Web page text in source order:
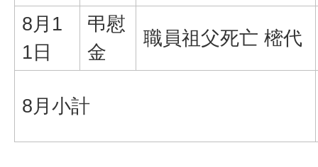
8月1
1日
弔慰
金
職員祖父死亡 樒代
8月小計